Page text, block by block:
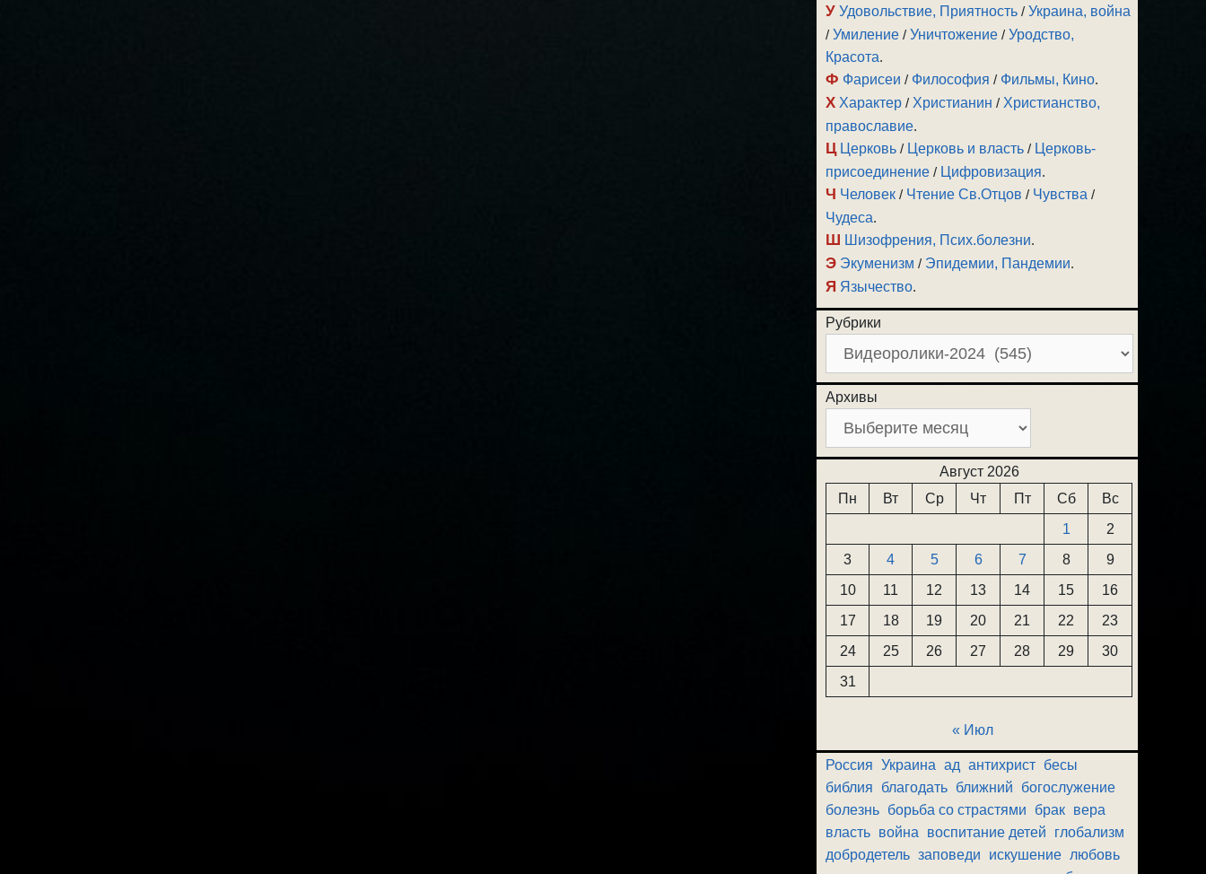
У Удовольствие, Приятность /Украина, война
/Умиление /Уничтожение /Уродство,
Красота.
Ф Фарисеи / Философия / Фильмы, Кино.
Х Характер / Христианин / Христианство,
православие.
Ц Церковь / Церковь и власть / Церковь-
присоединение / Цифровизация.
Ч Человек / Чтение Св.Отцов / Чувства /
Чудеса.
Ш Шизофрения, Псих.болезни.
Э Экуменизм / Эпидемии, Пандемии.
Я Язычество.
Рубрики
Архивы
Август 2026
Пн
Вт Ср Чт Пт Сб
Вс
1
2
3
4 5 6 7 8
9
10
11 12 13 14 15
16
17
18 19 20 21 22
23
24
25 26 27 28 29
30
31
« Июл
Россия Украина ад антихрист бесы
библия
благодать ближний
богослужение
болезнь борьба со страстями брак вера
власть война воспитание детей
глобализм
добродетель заповеди искушение любовь